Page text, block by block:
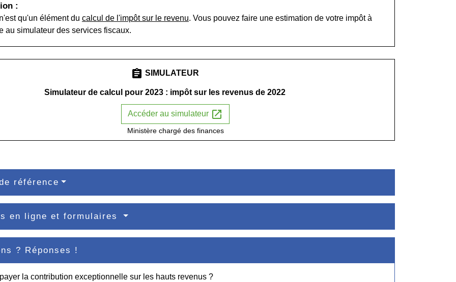
:
qu'un élément du calcul de l'impôt sur le revenu. Vous pouvez faire une estimation de votre impôt à
au simulateur des services fiscaux.
assignment SIMULATEUR
Simulateur de calcul pour 2023 : impôt sur les revenus de 2022
Accéder au simulateur open_in_new
Ministère chargé des finances
référence
en ligne et formulaires
? Réponses !
la contribution exceptionnelle sur les hauts revenus ?